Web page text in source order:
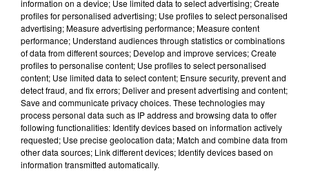
d’ailleurs Spiderman dire.
Rendez-vous au
cinéma le 3 juillet prochain !
information on a device; Use limited data to select advertising; Create
profiles for personalised advertising; Use profiles to select personalised
advertising; Measure advertising performance; Measure content
performance; Understand audiences through statistics or combinations
of data from different sources; Develop and improve services; Create
profiles to personalise content; Use profiles to select personalised
content; Use limited data to select content; Ensure security, prevent and
detect fraud, and fix errors; Deliver and present advertising and content;
Save and communicate privacy choices. These technologies may
process personal data such as IP address and browsing data to offer
following functionalities: Identify devices based on information actively
requested; Use precise geolocation data; Match and combine data from
other data sources; Link different devices; Identify devices based on
information transmitted automatically.